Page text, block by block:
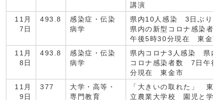
講演
11月
7日
493.8
感染症・伝染
病学
県内10人感染 3日ぶ
県内の新型コロナ感染
午後5時30分現在 東金
11月
8日
493.8
感染症・伝染
病学
県内コロナ3人感染 県
コロナ感染者数 7日午
分現在 東金市
11月
9日
377
大学・高等・
専門教育
「大きいの取れた」 東
立農業大学校 園児と学